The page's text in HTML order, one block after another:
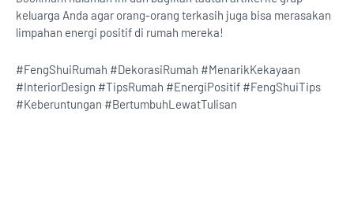
keluarga Anda agar orang-orang terkasih juga bisa merasakan
limpahan energi positif di rumah mereka!
#FengShuiRumah #DekorasiRumah #MenarikKekayaan
#InteriorDesign #TipsRumah #EnergiPositif #FengShuiTips
#Keberuntungan #BertumbuhLewatTulisan